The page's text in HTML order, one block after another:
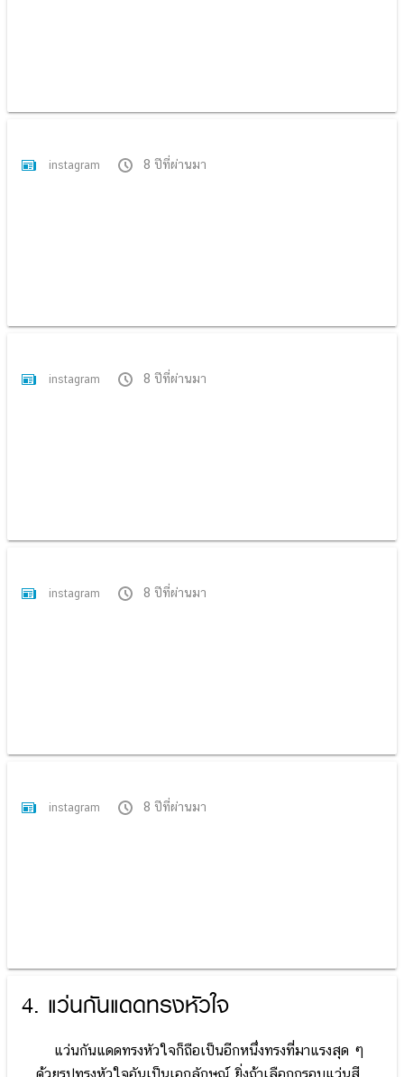
instagram 8 ปีที่ผ่านมา
instagram 8 ปีที่ผ่านมา
instagram 8 ปีที่ผ่านมา
instagram 8 ปีที่ผ่านมา
4. แว่นกันแดดทรงหัวใจ
แว่นกันแดดทรงหัวใจก็ถือเป็นอีกหนึ่งทรงที่มาแรงสุด ๆ